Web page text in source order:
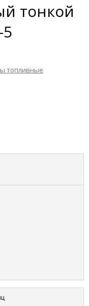
тонкой
топливные